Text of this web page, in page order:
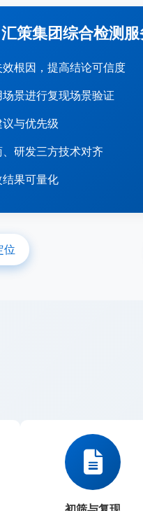
汇策集团综合检测
根因，提高结论可信度
景进行复现场景验证
与优先级
研发三方技术对齐
果可量化
位